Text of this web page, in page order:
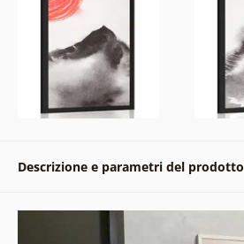
Descrizione e parametri del prodotto